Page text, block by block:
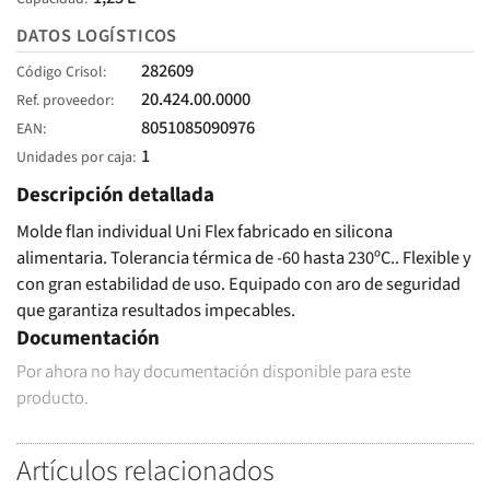
DATOS LOGÍSTICOS
Código Crisol 282609
Ref. proveedor 20.424.00.0000
EAN 8051085090976
Unidades por caja 1
Descripción detallada
Molde flan individual Uni Flex fabricado en silicona
alimentaria. Tolerancia térmica de -60 hasta 230ºC.. Flexible y
con gran estabilidad de uso. Equipado con aro de seguridad
que garantiza resultados impecables.
Documentación
Por ahora no hay documentación disponible para este
producto.
Artículos relacionados